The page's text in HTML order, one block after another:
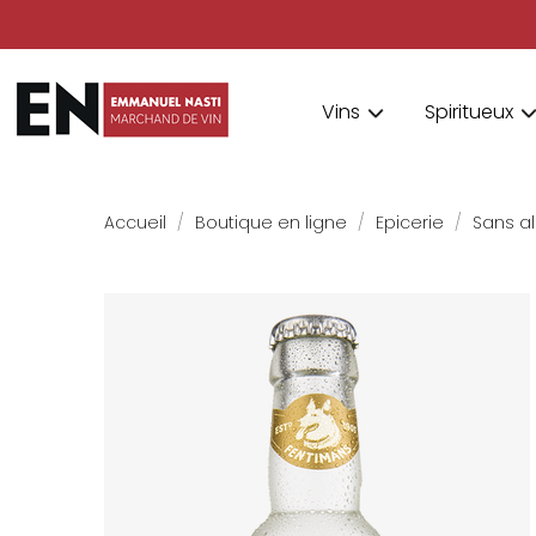
Vins Spiritueux
Accueil Boutique en ligne Epicerie Sans